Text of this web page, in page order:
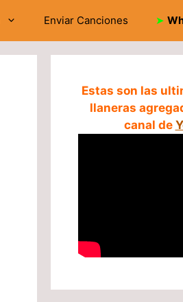
Enviar Canciones ➤
Estas son las
llaneras
canal de